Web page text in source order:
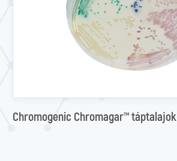
Chromogenic Chromagar™ táptalajok